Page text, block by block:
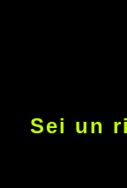
Sei un